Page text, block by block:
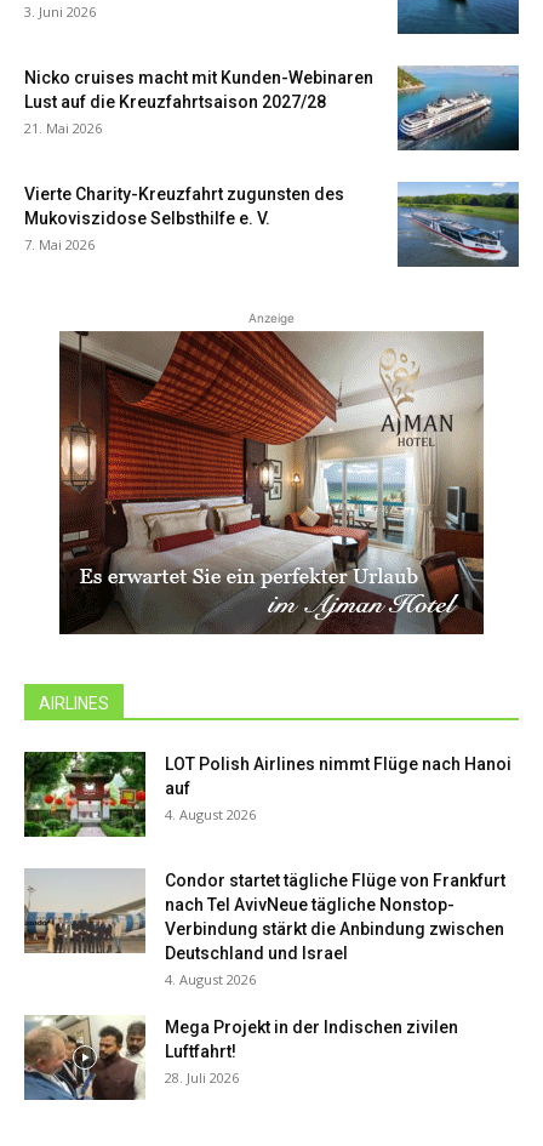
3. Juni 2026
Nicko cruises macht mit Kunden-Webinaren
Lust auf die Kreuzfahrtsaison 2027/28
21. Mai 2026
Vierte Charity-Kreuzfahrt zugunsten des
Mukoviszidose Selbsthilfe e. V.
7. Mai 2026
Anzeige
AIRLINES
LOT Polish Airlines nimmt Flüge nach Hanoi
auf
4. August 2026
Condor startet tägliche Flüge von Frankfurt
nach Tel AvivNeue tägliche Nonstop-
Verbindung stärkt die Anbindung zwischen
Deutschland und Israel
4. August 2026
Mega Projekt in der Indischen zivilen
Luftfahrt!
28. Juli 2026